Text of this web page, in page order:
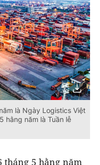
là Ngày Logistics Việt
hằng năm là Tuần lễ
tháng 5 hằng năm